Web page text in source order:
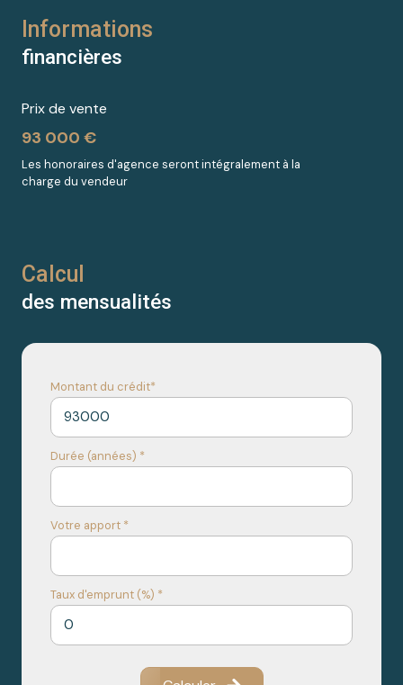
Informations
financières
Prix de vente
93 000 €
Les honoraires d'agence seront intégralement à la
charge du vendeur
Calcul
des mensualités
Montant du crédit*
Durée (années) *
Votre apport *
Taux d'emprunt (%) *